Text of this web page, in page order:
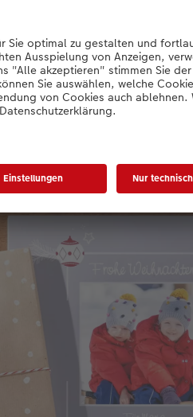
Cliparts kreieren Sie
direkt mitbestellen: Das
mit Magnetverschluss.